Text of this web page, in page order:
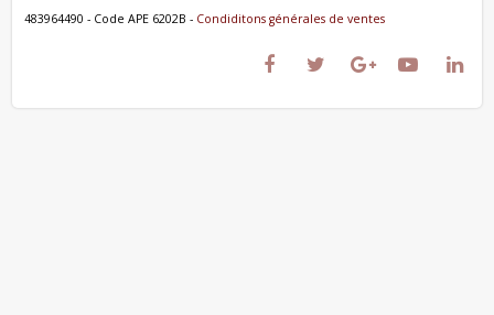
483964490 - Code APE 6202B - Condiditons générales de ventes